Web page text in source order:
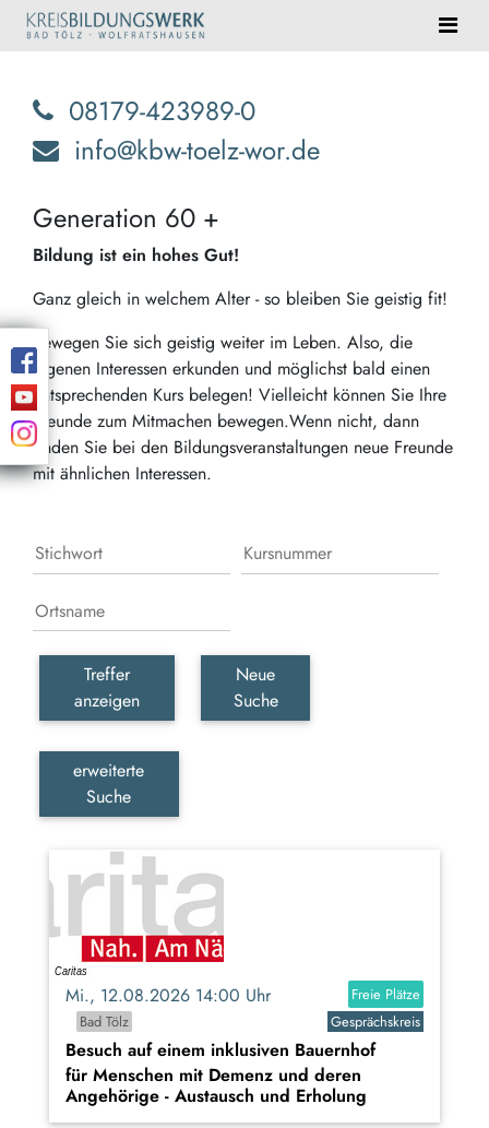
08179-423989-0
info@kbw-toelz-wor.de
Generation 60 +
Bildung ist ein hohes Gut!
Ganz gleich in welchem Alter - so bleiben Sie geistig fit!
Bewegen Sie sich geistig weiter im Leben. Also, die
eigenen Interessen erkunden und möglichst bald einen
entsprechenden Kurs belegen! Vielleicht können Sie Ihre
Freunde zum Mitmachen bewegen.Wenn nicht, dann
finden Sie bei den Bildungsveranstaltungen neue Freunde
mit ähnlichen Interessen.
Treffer
anzeigen
Neue
Suche
erweiterte
Suche
Mi., 12.08.2026 14:00 Uhr
Freie Plätze
Bad Tölz
Gesprächskreis
Besuch auf einem inklusiven Bauernhof
für Menschen mit Demenz und deren
Angehörige - Austausch und Erholung